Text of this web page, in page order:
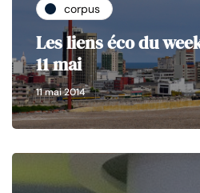
corpus
Les liens éco du
11 mai
11 mai 2014